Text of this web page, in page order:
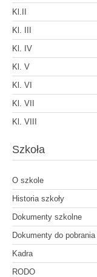
Kl.II
Kl. III
Kl. IV
Kl. V
Kl. VI
Kl. VII
Kl. VIII
Szkoła
O szkole
Historia szkoły
Dokumenty szkolne
Dokumenty do pobrania
Kadra
RODO